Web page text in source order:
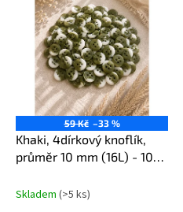
59 Kč –33 %
Khaki, 4dírkový knoflík,
průměr 10 mm (16L) - 100
Skladem (>5 ks)